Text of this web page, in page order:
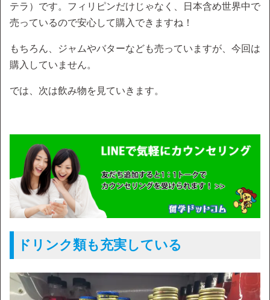
テラ）です。フィリピンだけじゃなく、日本含め世界中で
売っているので安心して購入できますね！
もちろん、ジャムやバターなども売っていますが、今回は
購入していません。
では、次は飲み物を見ていきます。
ドリンク類も充実している